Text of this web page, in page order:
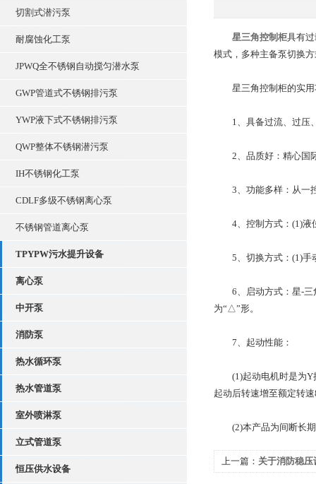
切割式潜污泵
耐腐蚀化工泵
JPWQ全不锈钢自动搅匀潜水泵
GWP管道式不锈钢排污泵
YWP液下式不锈钢排污泵
QWP整体不锈钢潜污泵
IH不锈钢化工泵
CDLF多级不锈钢离心泵
不锈钢管道离心泵
TPYPW污水提升设备
离心泵
中开泵
消防泵
热水循环泵
热水管道泵
室外喷淋泵
立式管道泵
恒压供水设备
星三角控制柜具有
模式，多种主备泵切换
星三角控制柜的实用
1、具备过流、过压、
2、品质好：精心国际
3、功能多样：从一控
4、控制方式：(1)液位
5、切换方式：(1)手
6、启动方式：星-三角
为“△”形。
7、起动性能：
(1)起动电机时是为Y接
起动后转速增至额定转
(2)本产品为间断长期
上一篇： 关于消防稳